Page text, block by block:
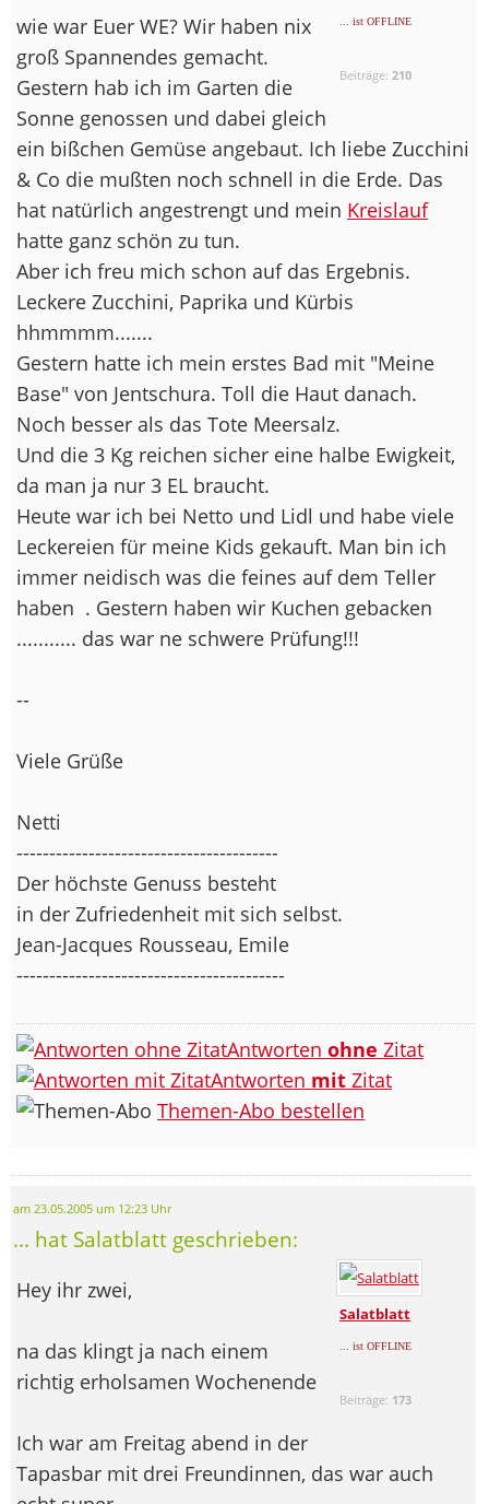
... ist OFFLINE
Beiträge: 210
wie war Euer WE? Wir haben nix
groß Spannendes gemacht.
Gestern hab ich im Garten die
Sonne genossen und dabei gleich
ein bißchen Gemüse angebaut. Ich liebe Zucchini
& Co die mußten noch schnell in die Erde. Das
hat natürlich angestrengt und mein Kreislauf
hatte ganz schön zu tun.
Aber ich freu mich schon auf das Ergebnis.
Leckere Zucchini, Paprika und Kürbis
hhmmmm.......
Gestern hatte ich mein erstes Bad mit "Meine
Base" von Jentschura. Toll die Haut danach.
Noch besser als das Tote Meersalz.
Und die 3 Kg reichen sicher eine halbe Ewigkeit,
da man ja nur 3 EL braucht.
Heute war ich bei Netto und Lidl und habe viele
Leckereien für meine Kids gekauft. Man bin ich
immer neidisch was die feines auf dem Teller
haben . Gestern haben wir Kuchen gebacken
........... das war ne schwere Prüfung!!!
--
Viele Grüße
Netti
----------------------------------------
Der höchste Genuss besteht
in der Zufriedenheit mit sich selbst.
Jean-Jacques Rousseau, Emile
-----------------------------------------
Antworten ohne Zitat
Antworten mit Zitat
Themen-Abo bestellen
am 23.05.2005 um 12:23 Uhr
... hat Salatblatt geschrieben:
Salatblatt
... ist OFFLINE
Beiträge: 173
Hey ihr zwei,
na das klingt ja nach einem
richtig erholsamen Wochenende
Ich war am Freitag abend in der
Tapasbar mit drei Freundinnen, das war auch